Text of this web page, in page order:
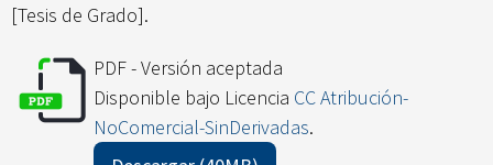
[Tesis de Grado].
PDF - Versión aceptada
Disponible bajo Licencia CC Atribución-
NoComercial-SinDerivadas.